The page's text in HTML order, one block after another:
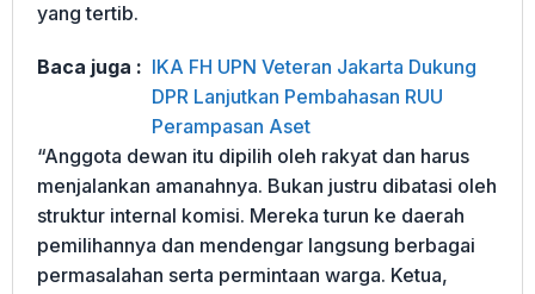
yang tertib.
Baca juga : IKA FH UPN Veteran Jakarta Dukung
DPR Lanjutkan Pembahasan RUU
Perampasan Aset
“Anggota dewan itu dipilih oleh rakyat dan harus
menjalankan amanahnya. Bukan justru dibatasi oleh
struktur internal komisi. Mereka turun ke daerah
pemilihannya dan mendengar langsung berbagai
permasalahan serta permintaan warga. Ketua,